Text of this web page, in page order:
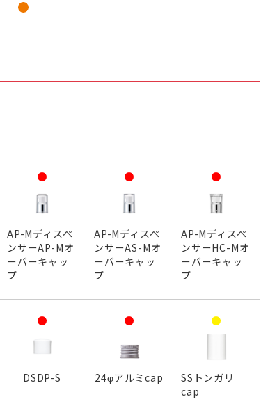
AP-Mディスペ
ンサーAP-Mオ
ーバーキャッ
プ
AP-Mディスペ
ンサーAS-Mオ
ーバーキャッ
プ
AP-Mディスペ
ンサーHC-Mオ
ーバーキャッ
プ
DSDP-S 24φアルミcap
SSトンガリ
cap